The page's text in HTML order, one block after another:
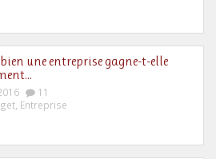
une entreprise gagne-t-elle
11
Entreprise